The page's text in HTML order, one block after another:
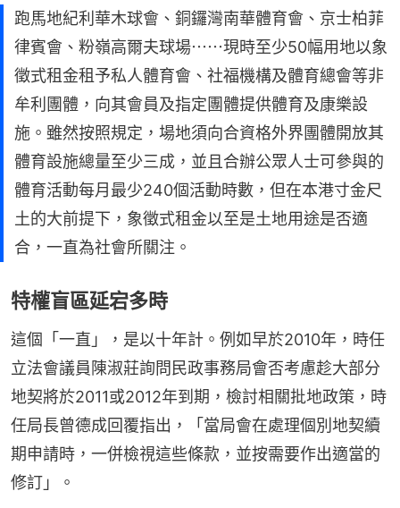
跑馬地紀利華木球會、銅鑼灣南華體育會、京士柏菲
律賓會、粉嶺高爾夫球場⋯⋯現時至少50幅用地以象
徵式租金租予私人體育會、社福機構及體育總會等非
牟利團體，向其會員及指定團體提供體育及康樂設
施。雖然按照規定，場地須向合資格外界團體開放其
體育設施總量至少三成，並且合辦公眾人士可參與的
體育活動每月最少240個活動時數，但在本港寸金尺
土的大前提下，象徵式租金以至是土地用途是否適
合，一直為社會所關注。
特權盲區延宕多時
這個「一直」，是以十年計。例如早於2010年，時任
立法會議員陳淑莊詢問民政事務局會否考慮趁大部分
地契將於2011或2012年到期，檢討相關批地政策，時
任局長曾德成回覆指出，「當局會在處理個別地契續
期申請時，一併檢視這些條款，並按需要作出適當的
修訂」。